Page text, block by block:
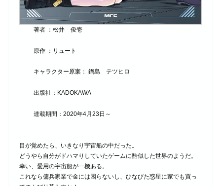
著者 ：松井 俊壱
原作 ： リュート
キャラクター原案： 鍋島 テツヒロ
出版社：KADOKAWA
連載期間：2020年4月23日～
目が覚めたら、いきなり宇宙船の中だった。
どうやら自分がドハマりしていたゲームに酷似した世界のようだ。
幸い、愛用の宇宙船が一機ある。
これなら傭兵家業で金には困らないし、ひなびた惑星に家でも買っ